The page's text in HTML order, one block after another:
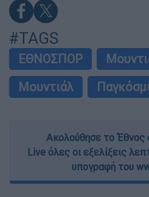
#TAGS
ΕΘΝΟΣΠΟΡ
Μουντιάλ
Ακολούθησε το Έθνος
Live όλες οι εξελίξεις
υπογραφή του